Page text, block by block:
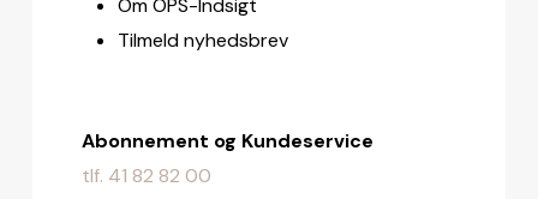
Om OPS-Indsigt
Tilmeld nyhedsbrev
Abonnement og Kundeservice
tlf. 41 82 82 00